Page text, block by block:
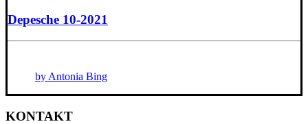
Depesche 10-2021
by Antonia Bing
KONTAKT